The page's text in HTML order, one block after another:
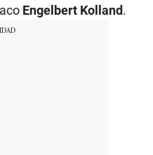
Engelbert Kolland.